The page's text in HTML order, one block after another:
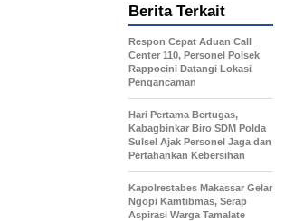
Berita Terkait
Respon Cepat Aduan Call
Center 110, Personel Polsek
Rappocini Datangi Lokasi
Pengancaman
Hari Pertama Bertugas,
Kabagbinkar Biro SDM Polda
Sulsel Ajak Personel Jaga dan
Pertahankan Kebersihan
Kapolrestabes Makassar Gelar
Ngopi Kamtibmas, Serap
Aspirasi Warga Tamalate